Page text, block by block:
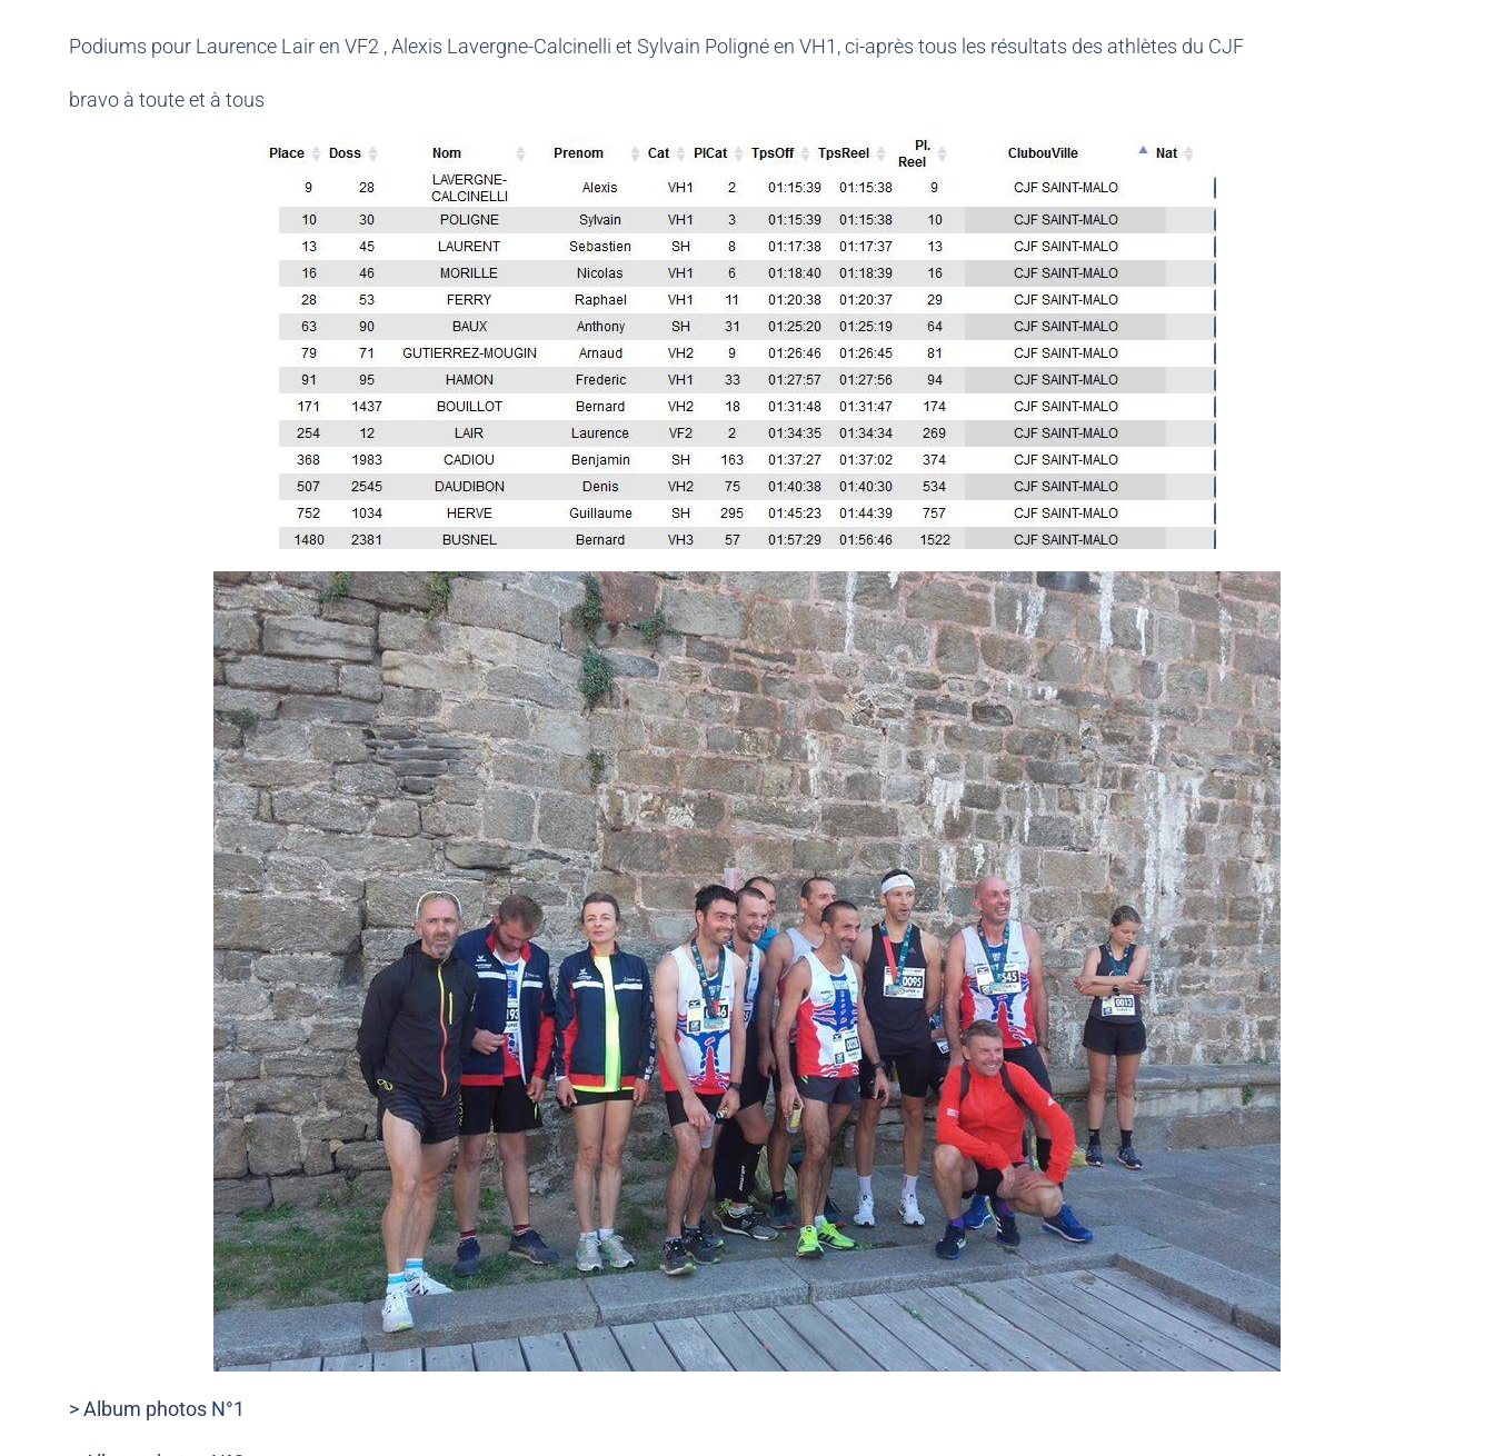
Podiums pour Laurence Lair en VF2 , Alexis Lavergne-Calcinelli et Sylvain Poligné en VH1, ci-après tous les résultats des athlètes du CJF
bravo à toute et à tous
> Album photos N°1